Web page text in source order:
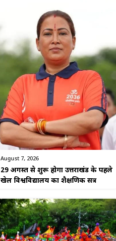
August 7, 2026
29 अगस्त से शुरू होगा उत्तराखंड के पहले
खेल विश्वविद्यालय का शैक्षणिक सत्र